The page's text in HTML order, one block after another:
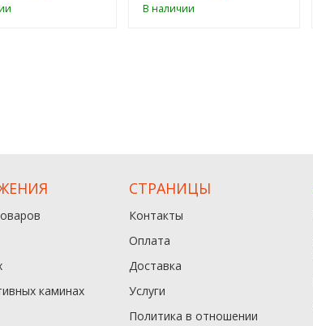
В наличии
каминах
СТРАНИЦЫ
Контакты
Оплата
Доставка
Услуги
Политика в отношении